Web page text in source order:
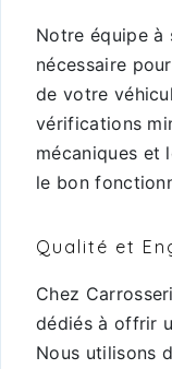
Notre équipe à
nécessaire
de votre
vérifications
mécaniques et
le bon
Qualité et
Chez
dédiés à offrir
Nous utilisons